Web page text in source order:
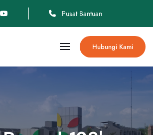
Pusat Bantuan
Hubungi Kami